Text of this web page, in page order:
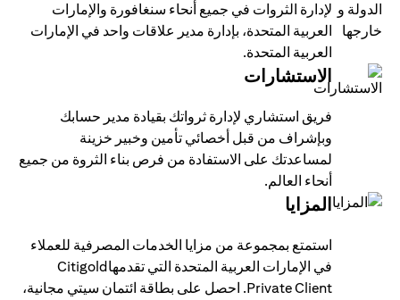
لإدارة الثروات في جميع أنحاء سنغافورة والإمارات
العربية المتحدة، بإدارة مدير علاقات واحد في الإمارات
العربية المتحدة.
الاستشارات
فريق استشاري لإدارة ثرواتك بقيادة مدير حسابك
وبإشراف من قبل أخصائي تأمين وخبير خزينة
لمساعدتك على الاستفادة من فرص بناء الثروة من جميع
أنحاء العالم.
المزايا
استمتع بمجموعة من مزايا الخدمات المصرفية للعملاء
في الإمارات العربية المتحدة التي تقدمهاCitigold
Private Client. احصل على بطاقة ائتمان سيتي مجانية،